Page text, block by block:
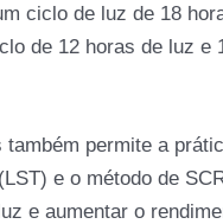
ciclo de luz de 18
de 12 horas de luz
também permite a
e o método de
e aumentar o